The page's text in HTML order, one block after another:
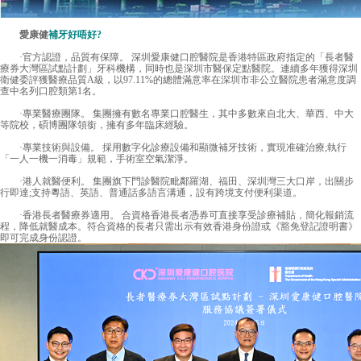
愛康健補牙好唔好?
·官方認證，品質有保障。 深圳愛康健口腔醫院是香港特區政府指定的「長者醫
療券大灣區試點計劃」牙科機構，同時也是深圳市醫保定點醫院。連續多年獲得深圳
衛健委評獲醫療品質A級，以97.11%的總體滿意率在深圳市非公立醫院患者滿意度調
查中名列口腔類第1名。
·專業醫療團隊。 集團擁有數名專業口腔醫生，其中多數來自北大、華西、中大
等院校，碩博團隊領銜，擁有多年臨床經驗。
·專業技術與設備。 採用數字化診療設備和顯微補牙技術，實現准確治療;執行
「一人一機一消毒」規範，手術室空氣潔淨。
·港人就醫便利。 集團旗下門診醫院毗鄰羅湖、福田、深圳灣三大口岸，出關步
行即達;支持粵語、英語、普通話多語言溝通，設有跨境支付便利渠道。
·香港長者醫療券適用。 合資格香港長者憑券可直接享受診療補貼，簡化報銷流
程，降低就醫成本。符合資格的長者只需出示有效香港身份證或《豁免登記證明書》
即可完成身份認證。